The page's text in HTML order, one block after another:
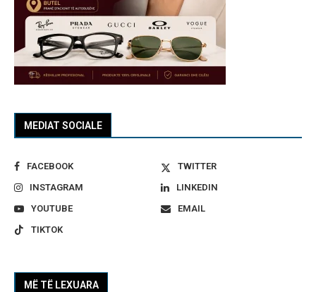
MEDIAT SOCIALE
FACEBOOK
TWITTER
INSTAGRAM
LINKEDIN
YOUTUBE
EMAIL
TIKTOK
MË TË LEXUARA